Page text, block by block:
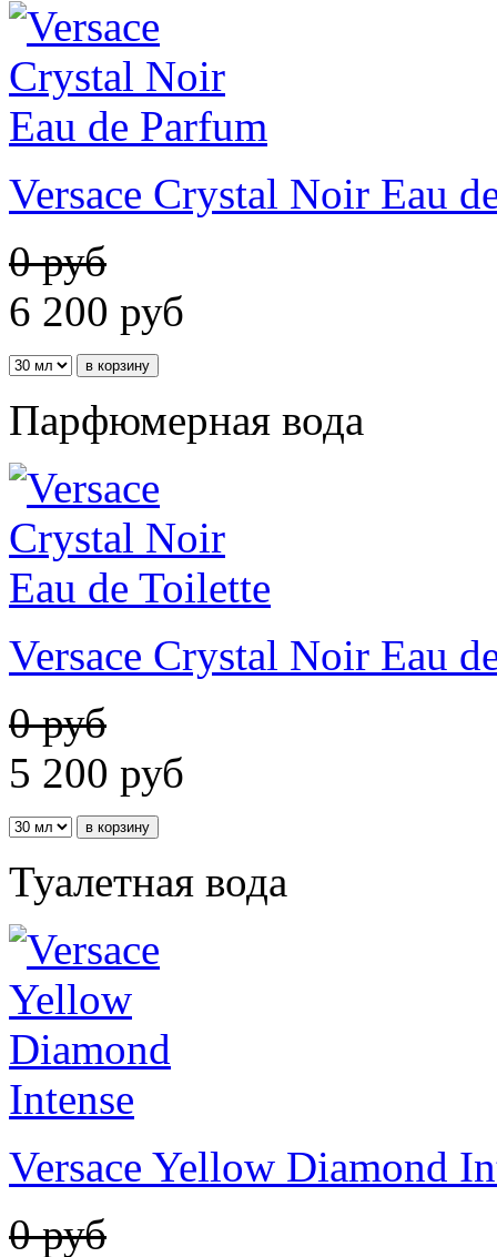
Versace Crystal Noir Eau
0 руб
6 200 руб
Парфюмерная вода
Versace Crystal Noir Eau
0 руб
5 200 руб
Туалетная вода
Versace Yellow Diamond
0 руб